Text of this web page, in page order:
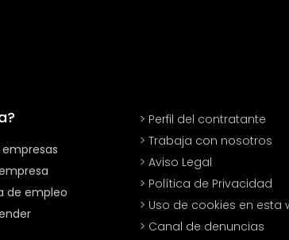
de empleo
> Perfil del contratante
> Trabaja con nosotros
> Aviso Legal
> Política de Privacidad
> Uso de cookies en esta
> Canal de denuncias